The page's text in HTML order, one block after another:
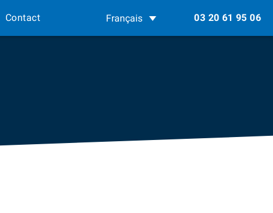
Contact 03 20 61 95 06
Français